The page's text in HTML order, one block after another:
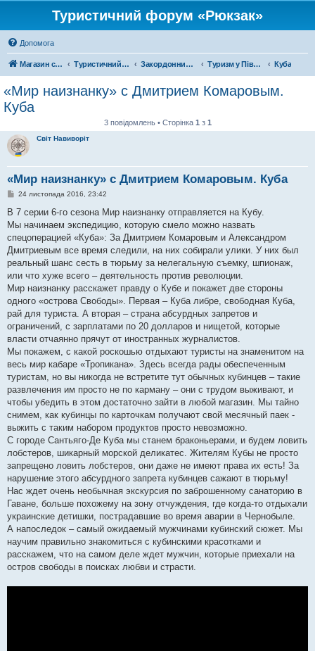
Туристичний форум «Рюкзак»
Допомога
Магазин спорядження Туристичний форум «Рюкзак» Закордонний туризм Туризм у Північній Америці Куба
«Мир наизнанку» с Дмитрием Комаровым.
Куба
3 повідомлень • Сторінка 1 з 1
Світ Навиворіт
«Мир наизнанку» с Дмитрием Комаровым. Куба
П
в
д
о
л
е
н
я
24 листопада 2016, 23:42
В 7 серии 6-го сезона Мир наизнанку отправляется на Кубу.
Мы начинаем экспедицию, которую смело можно назвать
спецоперацией «Куба»: За Дмитрием Комаровым и Александром
Дмитриевым все время следили, на них собирали улики. У них был
реальный шанс сесть в тюрьму за нелегальную съемку, шпионаж,
или что хуже всего – деятельность против революции.
Мир наизнанку расскажет правду о Кубе и покажет две стороны
одного «острова Свободы». Первая – Куба либре, свободная Куба,
рай для туриста. А вторая – страна абсурдных запретов и
ограничений, с зарплатами по 20 долларов и нищетой, которые
власти отчаянно прячут от иностранных журналистов.
Мы покажем, с какой роскошью отдыхают туристы на знаменитом на
весь мир кабаре «Тропикана». Здесь всегда рады обеспеченным
туристам, но вы никогда не встретите тут обычных кубинцев – такие
развлечения им просто не по карману – они с трудом выживают, и
чтобы убедить в этом достаточно зайти в любой магазин. Мы тайно
снимем, как кубинцы по карточкам получают свой месячный паек -
выжить с таким набором продуктов просто невозможно.
С городе Сантьяго-Де Куба мы станем браконьерами, и будем ловить
лобстеров, шикарный морской деликатес. Жителям Кубы не просто
запрещено ловить лобстеров, они даже не имеют права их есть! За
нарушение этого абсурдного запрета кубинцев сажают в тюрьму!
Нас ждет очень необычная экскурсия по заброшенному санаторию в
Гаване, больше похожему на зону отчуждения, где когда-то отдыхали
украинские детишки, пострадавшие во время аварии в Чернобыле.
А напоследок – самый ожидаемый мужчинами кубинский сюжет. Мы
научим правильно знакомиться с кубинскими красотками и
расскажем, что на самом деле ждет мужчин, которые приехали на
остров свободы в поисках любви и страсти.